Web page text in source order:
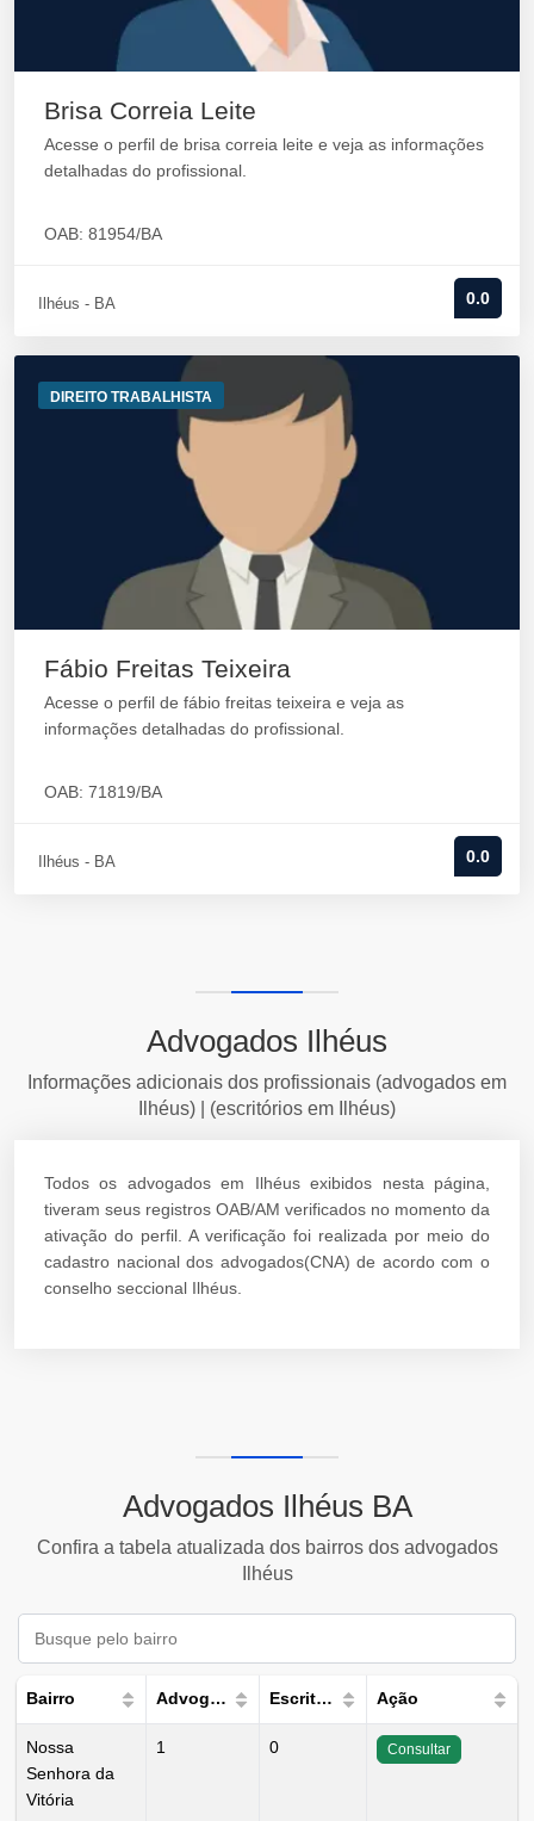
Brisa Correia Leite
Acesse o perfil de brisa correia leite e veja as informações
detalhadas do profissional.
OAB: 81954/BA
Ilhéus - BA 0.0
DIREITO TRABALHISTA
Fábio Freitas Teixeira
Acesse o perfil de fábio freitas teixeira e veja as
informações detalhadas do profissional.
OAB: 71819/BA
Ilhéus - BA 0.0
Advogados Ilhéus
Informações adicionais dos profissionais (advogados em
Ilhéus) | (escritórios em Ilhéus)
Todos os advogados em Ilhéus exibidos nesta página,
tiveram seus registros OAB/AM verificados no momento da
ativação do perfil. A verificação foi realizada por meio do
cadastro nacional dos advogados(CNA) de acordo com o
conselho seccional Ilhéus.
Advogados Ilhéus BA
Confira a tabela atualizada dos bairros dos advogados
Ilhéus
Bairro Advogados Escritórios Ação
Nossa
Senhora da
Vitória
1 0 Consultar